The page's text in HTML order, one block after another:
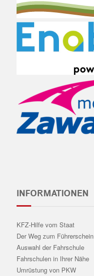
INFORMATIONEN
KFZ-Hilfe vom Staat
Der Weg zum Führerschein
Auswahl der Fahrschule
Fahrschulen in Ihrer Nähe
Umrüstung von PKW